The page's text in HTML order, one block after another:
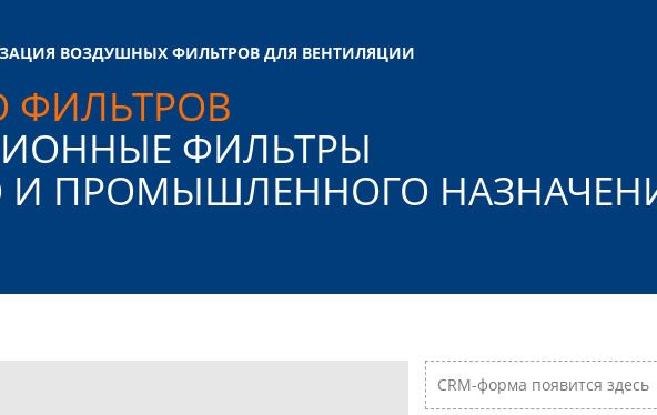
ВОЗДУШНЫХ ФИЛЬТРОВ ДЛЯ ВЕНТИЛЯЦИИ
ФИЛЬТРЫ
И ПРОМЫШЛЕННОГО
CRM-форма появится здесь